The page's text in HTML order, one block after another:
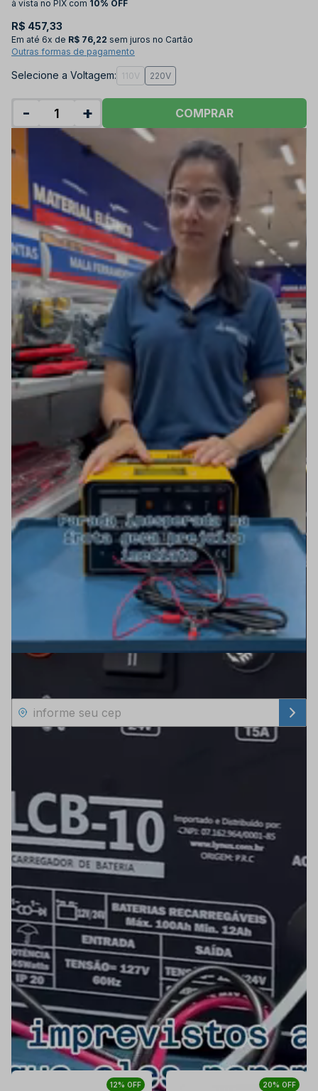
à vista no PIX com 10% OFF
R$ 457,33
Em até 6x de R$ 76,22 sem juros no Cartão
Outras formas de pagamento
Selecione a Voltagem: 110V 220V
- + COMPRAR
Não sabe o CEP?
Clique aqui
tributação estadual
Descrição do Produto
Especificação Técnica
Garantia
Avaliação
PRODUTOS RELACIONADOS
12% OFF 20% OFF